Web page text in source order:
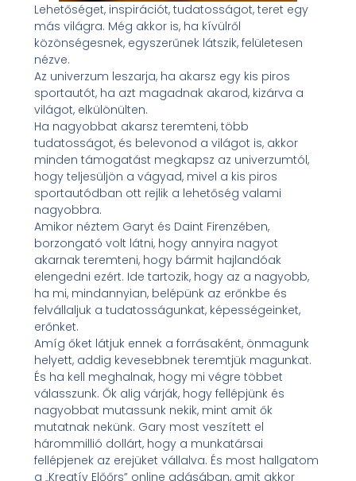
Lehetőséget, inspirációt, tudatosságot, teret egy
más világra. Még akkor is, ha kívülről
közönségesnek, egyszerűnek látszik, felületesen
nézve.
Az univerzum leszarja, ha akarsz egy kis piros
sportautót, ha azt magadnak akarod, kizárva a
világot, elkülönülten.
Ha nagyobbat akarsz teremteni, több
tudatosságot, és belevonod a világot is, akkor
minden támogatást megkapsz az univerzumtól,
hogy teljesüljön a vágyad, mivel a kis piros
sportautódban ott rejlik a lehetőség valami
nagyobbra.
Amikor néztem Garyt és Daint Firenzében,
borzongató volt látni, hogy annyira nagyot
akarnak teremteni, hogy bármit hajlandóak
elengedni ezért. Ide tartozik, hogy az a nagyobb,
ha mi, mindannyian, belépünk az erőnkbe és
felvállaljuk a tudatosságunkat, képességeinket,
erőnket.
Amíg őket látjuk ennek a forrásaként, önmagunk
helyett, addig kevesebbnek teremtjük magunkat.
És ha kell meghalnak, hogy mi végre többet
válasszunk. Ők alig várják, hogy fellépjünk és
nagyobbat mutassunk nekik, mint amit ők
mutatnak nekünk. Gary most veszített el
hárommillió dollárt, hogy a munkatársai
fellépjenek az erejüket vállalva. És most hallgatom
a „Kreatív Előőrs” online adásában, amit akkor